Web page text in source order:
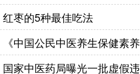
红枣的5种最佳吃法
《中国公民中医养生保健素
国家中医药局曝光一批虚假